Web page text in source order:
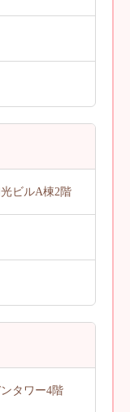
ビルA棟2階
タワー4階